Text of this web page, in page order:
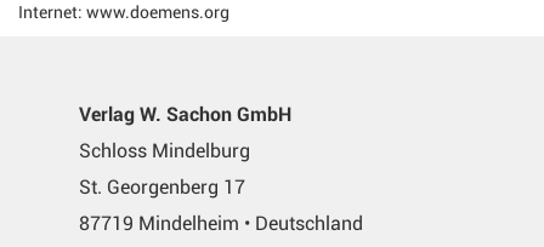
Internet: www.doemens.org
Verlag W. Sachon GmbH
Schloss Mindelburg
St. Georgenberg 17
87719 Mindelheim • Deutschland